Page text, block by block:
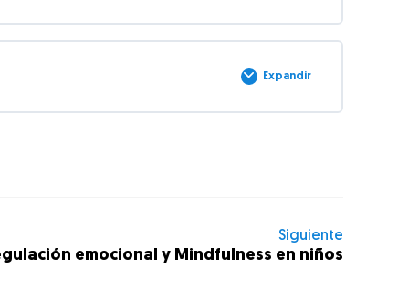
Expandir
Siguiente
emocional y Mindfulness en niños